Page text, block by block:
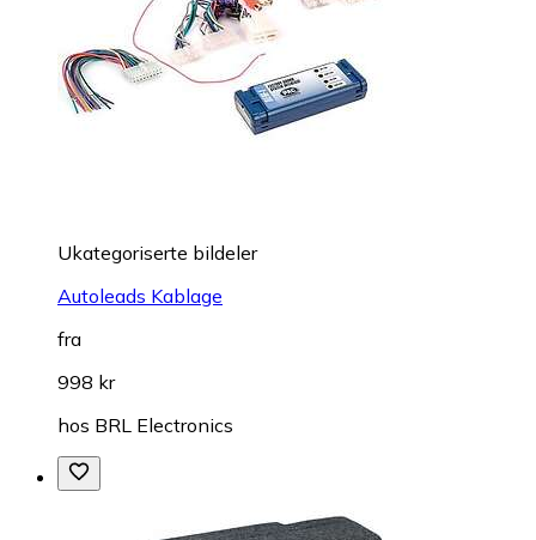
Ukategoriserte bildeler
Autoleads Kablage
fra
998 kr
hos BRL Electronics